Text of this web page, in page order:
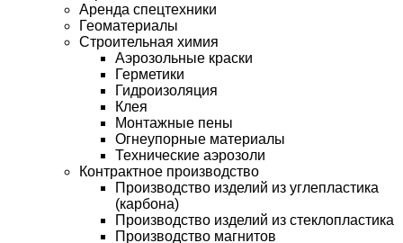
Аренда спецтехники
Геоматериалы
Строительная химия
Аэрозольные краски
Герметики
Гидроизоляция
Клея
Монтажные пены
Огнеупорные материалы
Технические аэрозоли
Контрактное производство
Производство изделий из углепластика
(карбона)
Производство изделий из стеклопластика
Производство магнитов